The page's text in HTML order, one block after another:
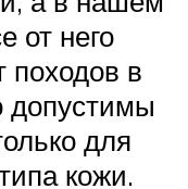
от него
походов в
допустимы
для
кожи.